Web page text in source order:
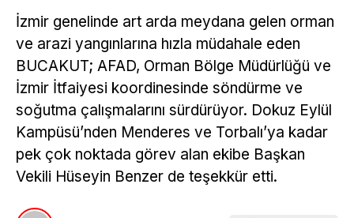
İzmir genelinde art arda meydana gelen orman
ve arazi yangınlarına hızla müdahale eden
BUCAKUT; AFAD, Orman Bölge Müdürlüğü ve
İzmir İtfaiyesi koordinesinde söndürme ve
soğutma çalışmalarını sürdürüyor. Dokuz Eylül
Kampüsü’nden Menderes ve Torbalı’ya kadar
pek çok noktada görev alan ekibe Başkan
Vekili Hüseyin Benzer de teşekkür etti.